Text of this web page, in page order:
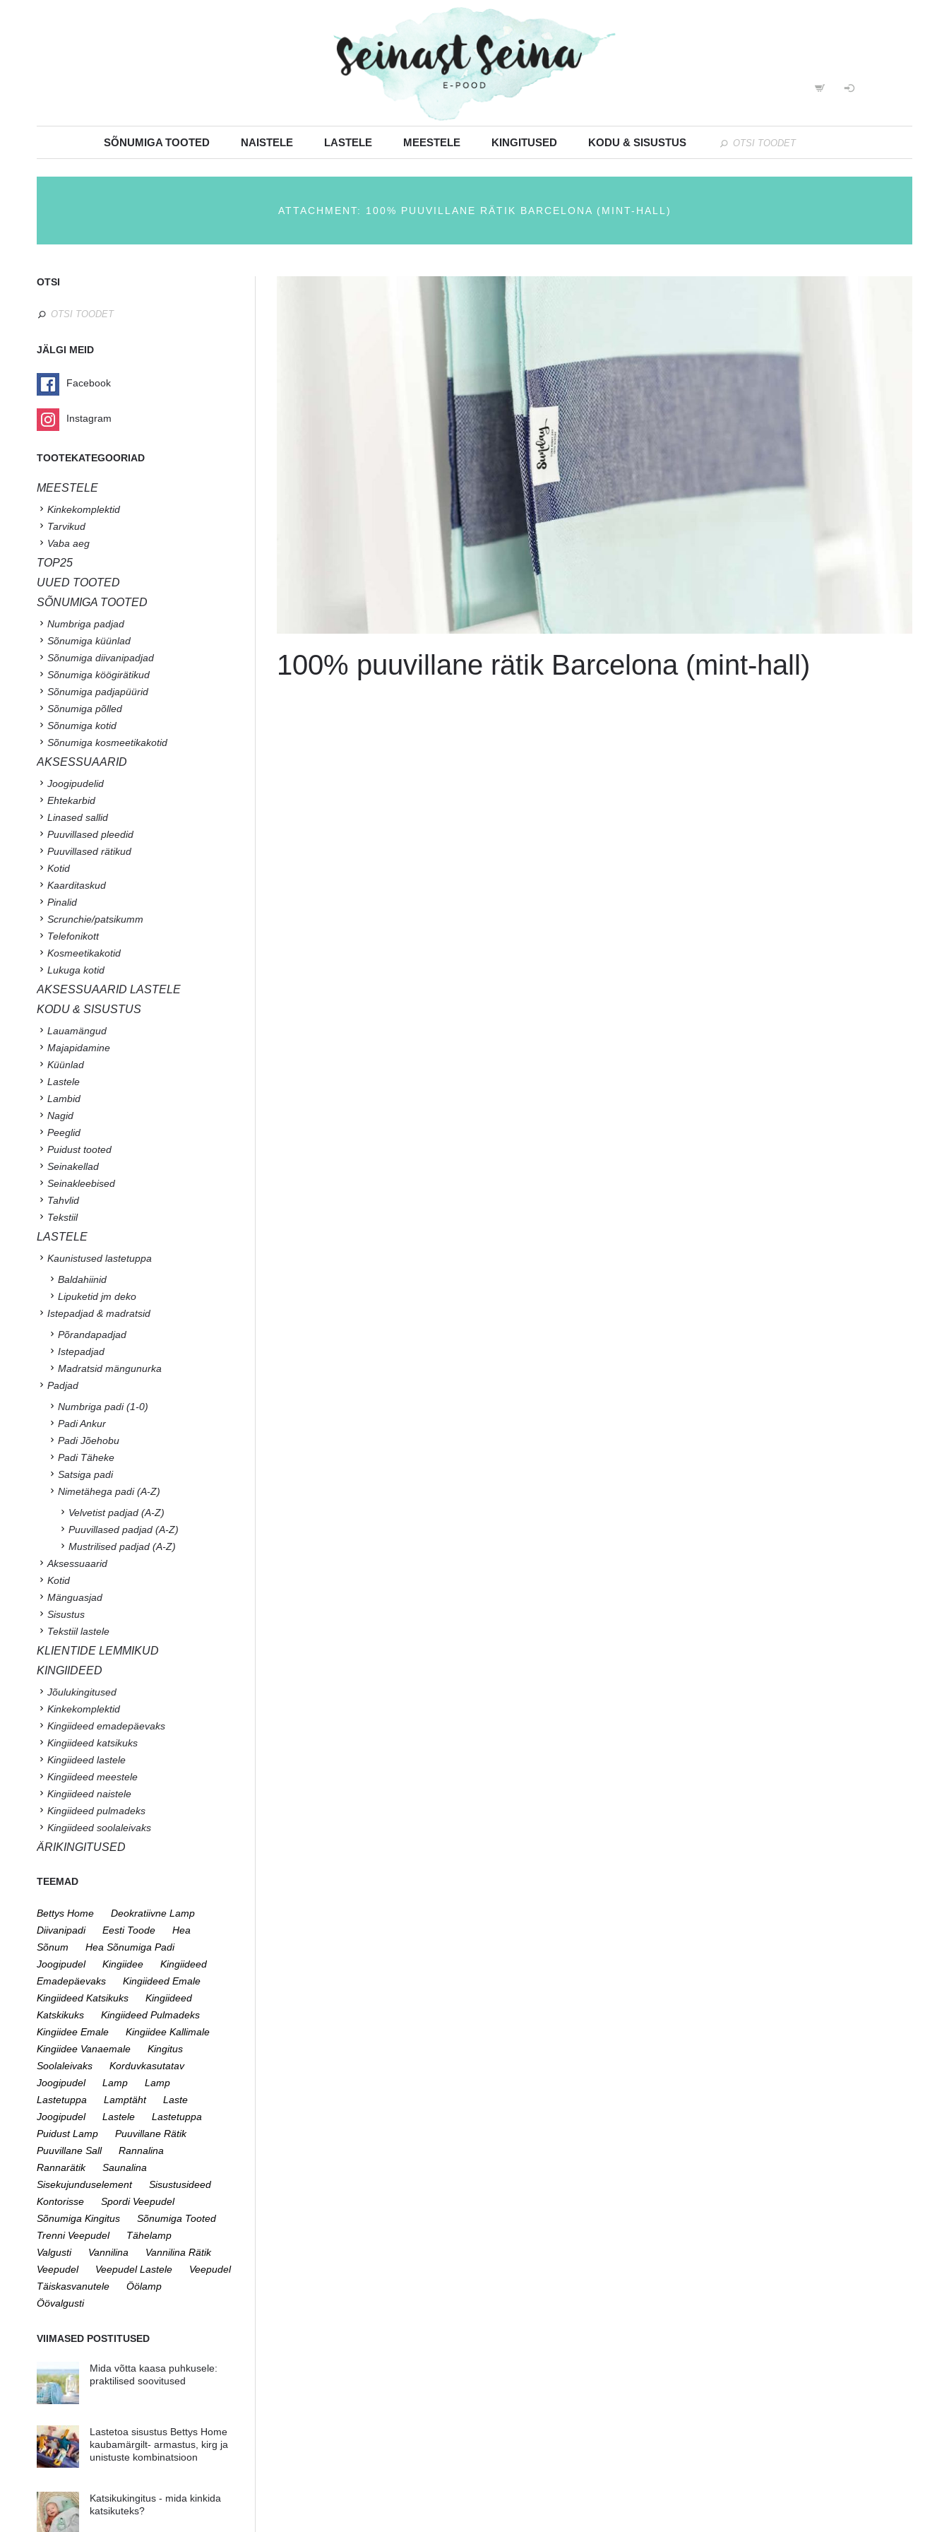
SÕNUMIGA TOOTED NAISTELE LASTELE MEESTELE KINGITUSED KODU & SISUSTUS
ATTACHMENT: 100% PUUVILLANE RÄTIK BARCELONA (MINT-HALL)
100% puuvillane rätik Barcelona (mint-hall)
OTSI
JÄLGI MEID
Facebook
Instagram
TOOTEKATEGOORIAD
MEESTELE
Kinkekomplektid
Tarvikud
Vaba aeg
TOP25
UUED TOOTED
SÕNUMIGA TOOTED
Numbriga padjad
Sõnumiga küünlad
Sõnumiga diivanipadjad
Sõnumiga köögirätikud
Sõnumiga padjapüürid
Sõnumiga põlled
Sõnumiga kotid
Sõnumiga kosmeetikakotid
AKSESSUAARID
Joogipudelid
Ehtekarbid
Linased sallid
Puuvillased pleedid
Puuvillased rätikud
Kotid
Kaarditaskud
Pinalid
Scrunchie/patsikumm
Telefonikott
Kosmeetikakotid
Lukuga kotid
AKSESSUAARID LASTELE
KODU & SISUSTUS
Lauamängud
Majapidamine
Küünlad
Lastele
Lambid
Nagid
Peeglid
Puidust tooted
Seinakellad
Seinakleebised
Tahvlid
Tekstiil
LASTELE
Kaunistused lastetuppa
Baldahiinid
Lipuketid jm deko
Istepadjad & madratsid
Põrandapadjad
Istepadjad
Madratsid mängunurka
Padjad
Numbriga padi (1-0)
Padi Ankur
Padi Jõehobu
Padi Täheke
Satsiga padi
Nimetähega padi (A-Z)
Velvetist padjad (A-Z)
Puuvillased padjad (A-Z)
Mustrilised padjad (A-Z)
Aksessuaarid
Kotid
Mänguasjad
Sisustus
Tekstiil lastele
KLIENTIDE LEMMIKUD
KINGIIDEED
Jõulukingitused
Kinkekomplektid
Kingiideed emadepäevaks
Kingiideed katsikuks
Kingiideed lastele
Kingiideed meestele
Kingiideed naistele
Kingiideed pulmadeks
Kingiideed soolaleivaks
ÄRIKINGITUSED
TEEMAD
Bettys Home
Deokratiivne Lamp
Diivanipadi
Eesti Toode
Hea
Sõnum
Hea Sõnumiga Padi
Joogipudel
Kingiidee
Kingiideed
Emadepäevaks
Kingiideed Emale
Kingiideed Katsikuks
Kingiideed
Katskikuks
Kingiideed Pulmadeks
Kingiidee Emale
Kingiidee Kallimale
Kingiidee Vanaemale
Kingitus
Soolaleivaks
Korduvkasutatav
Joogipudel
Lamp
Lamp
Lastetuppa
Lamptäht
Laste
Joogipudel
Lastele
Lastetuppa
Puidust Lamp
Puuvillane Rätik
Puuvillane Sall
Rannalina
Rannarätik
Saunalina
Sisekujunduselement
Sisustusideed
Kontorisse
Spordi Veepudel
Sõnumiga Kingitus
Sõnumiga Tooted
Trenni Veepudel
Tähelamp
Valgusti
Vannilina
Vannilina Rätik
Veepudel
Veepudel Lastele
Veepudel
Täiskasvanutele
Öölamp
Öövalgusti
VIIMASED POSTITUSED
Mida võtta kaasa puhkusele:
praktilised soovitused
Lastetoa sisustus Bettys Home
kaubamärgilt- armastus, kirg ja
unistuste kombinatsioon
Katsikukingitus - mida kinkida
katsikuteks?